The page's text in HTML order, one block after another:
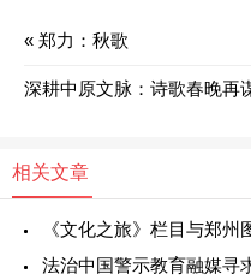
« 郑力：秋歌
深耕中原文脉：诗歌春晚再
相关文章
法治中国警示教育融媒寻